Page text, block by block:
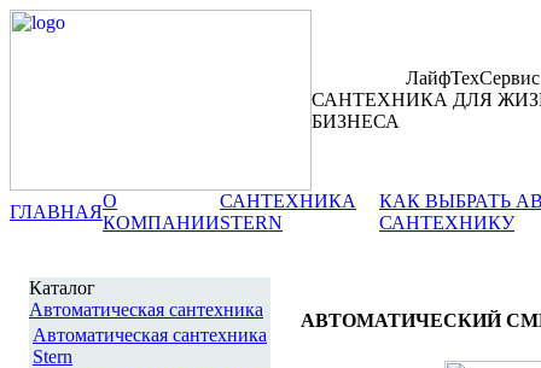
ЛайфТехСервис
САНТЕХНИКА ДЛЯ
БИЗНЕСА
ГЛАВНАЯ
О
КОМПАНИИ
САНТЕХНИКА
STERN
КАК ВЫБРАТЬ
САНТЕХНИКУ
Каталог
Автоматическая сантехника
Автоматическая сантехника
Stern
АВТОМАТИЧЕСКИЙ